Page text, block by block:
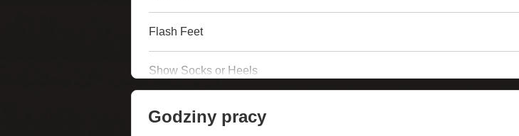
Flash Feet
Show Socks or Heels
Godziny pracy